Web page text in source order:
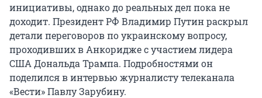
инициативы, однако до реальных дел пока не
доходит. Президент РФ Владимир Путин раскрыл
детали переговоров по украинскому вопросу,
проходивших в Анкоридже с участием лидера
США Дональда Трампа. Подробностями он
поделился в интервью журналисту телеканала
«Вести» Павлу Зарубину.